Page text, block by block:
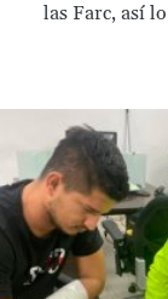
las Farc, así